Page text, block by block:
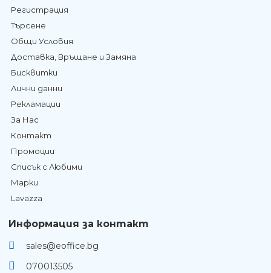
Регистрация
Търсене
Общи Условия
Доставка, Връщане и Замяна
Бисквитки
Лични данни
Рекламации
За Нас
Контакт
Промоции
Списък с Любими
Марки
Lavazza
Информация за контакт
sales@eoffice.bg
070013505